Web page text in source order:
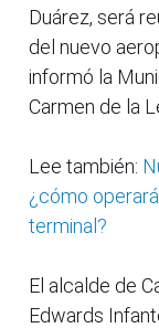
Duárez, será
del nuevo
informó la
Carmen de la
Lee también:
¿cómo
terminal?
El alcalde de
Edwards